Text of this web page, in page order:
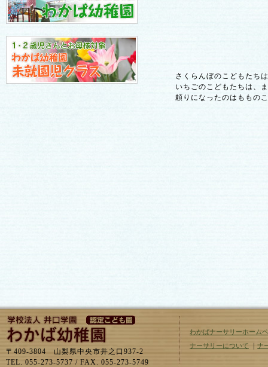
さくらんぼのこどもたち
いちごのこどもたちは、
頼りになったのはももの
〒409-3804 山梨県中央市井之口937-2
TEL. 055-273-5737 / FAX. 055-273-5749
わかばナーサリーホーム
ナーサリーについて ｜ ナ